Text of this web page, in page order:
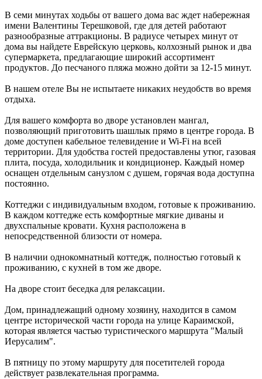
В семи минутах ходьбы от вашего дома вас ждет набережная
имени Валентины Терешковой, где для детей работают
разнообразные аттракционы. В радиусе четырех минут от
дома вы найдете Еврейскую церковь, колхозный рынок и два
супермаркета, предлагающие широкий ассортимент
продуктов. До песчаного пляжа можно дойти за 12-15 минут.
В нашем отеле Вы не испытаете никаких неудобств во время
отдыха.
Для вашего комфорта во дворе установлен мангал,
позволяющий приготовить шашлык прямо в центре города. В
доме доступен кабельное телевидение и Wi-Fi на всей
территории. Для удобства гостей предоставлены утюг, газовая
плита, посуда, холодильник и кондиционер. Каждый номер
оснащен отдельным санузлом с душем, горячая вода доступна
постоянно.
Коттеджи с индивидуальным входом, готовые к проживанию.
В каждом коттедже есть комфортные мягкие диваны и
двухспальные кровати. Кухня расположена в
непосредственной близости от номера.
В наличии однокомнатный коттедж, полностью готовый к
проживанию, с кухней в том же дворе.
На дворе стоит беседка для релаксации.
Дом, принадлежащий одному хозяину, находится в самом
центре исторической части города на улице Караимской,
которая является частью туристического маршрута "Малый
Иерусалим".
В пятницу по этому маршруту для посетителей города
действует развлекательная программа.